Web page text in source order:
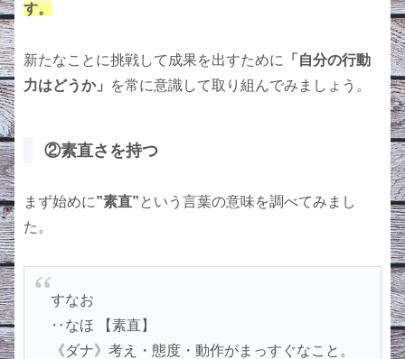
す。
新たなことに挑戦して成果を出すために
「自分の行動
力はどうか」
を常に意識して取り組んでみましょう。
②素直さを持つ
まず始めに”素直”という言葉の意味を調べてみまし
た。
すなお
‥なほ 【素直 】
《ダナ》考え・態度・動作がまっすぐなこと。